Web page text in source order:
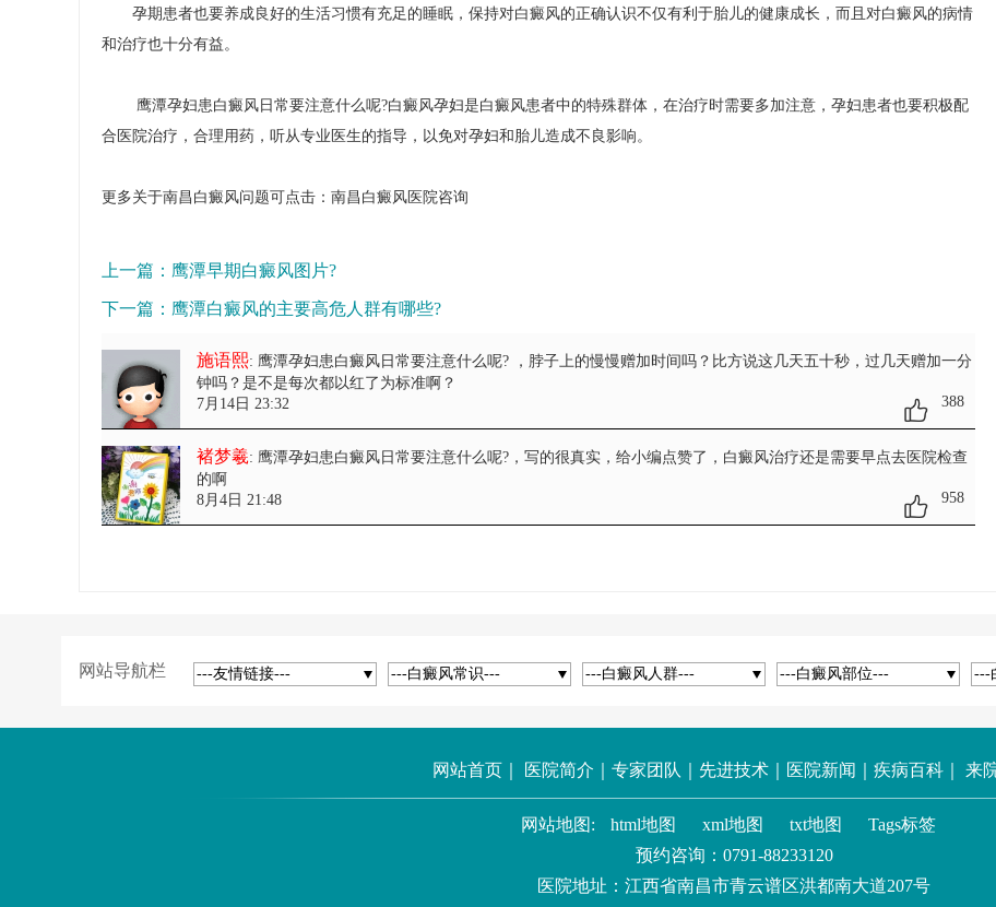
孕期患者也要养成良好的生活习惯有充足的睡眠，保持对白癜风的正确认识不仅有利于胎儿的健康成长，而且对白癜风的病情
和治疗也十分有益。
鹰潭孕妇患白癜风日常要注意什么呢?白癜风孕妇是白癜风患者中的特殊群体，在治疗时需要多加注意，孕妇患者也要积极配
合医院治疗，合理用药，听从专业医生的指导，以免对孕妇和胎儿造成不良影响。
更多关于南昌白癜风问题可点击： 南昌白癜风医院咨询
上一篇： 鹰潭早期白癜风图片?
下一篇： 鹰潭白癜风的主要高危人群有哪些?
施语熙: 鹰潭孕妇患白癜风日常要注意什么呢?
，脖子上的慢慢赠加时间吗？比方说这几天五十秒，过几天赠加一分
钟吗？是不是每次都以红了为标准啊？
7月14日 23:32
388
褚梦羲: 鹰潭孕妇患白癜风日常要注意什么呢? ，写的很真实，给小编点赞了，白癜风治疗还是需要早点去医院检查
的啊
8月4日 21:48
958
网站导航栏 ---友情链接--- ---白癜风常识--- ---白癜风人群--- ---白癜风部位--- ---
网站首页 医院简介 专家团队 先进技术 医院新闻 疾病百科 来
网站地图: html地图 xml地图 txt地图
Tags标签
预约咨询： 0791-88233120
医院地址：江西省南昌市青云谱区洪都南大道207号